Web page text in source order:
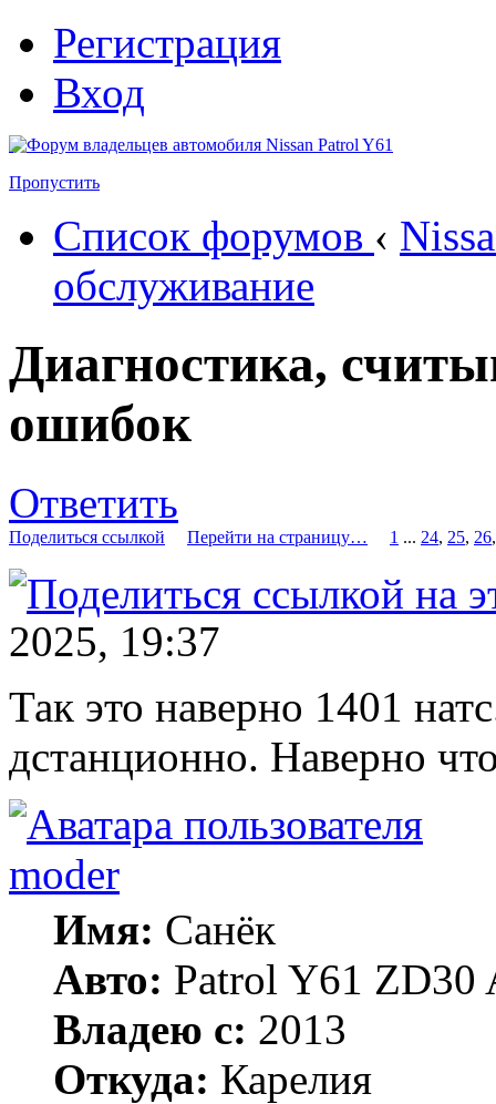
Регистрация
Вход
Пропустить
Список форумов ‹
обслуживание
Диагностика,
ошибок
Ответить
Поделиться ссылкой Перейти на страницу… 1 ... 24, 25, 26
2025, 19:37
Так это наверно 1401
дстанционно. Наверно
moder
Имя: Санёк
Авто: Patrol Y61 ZD30
Владею с: 2013
Откуда: Карелия